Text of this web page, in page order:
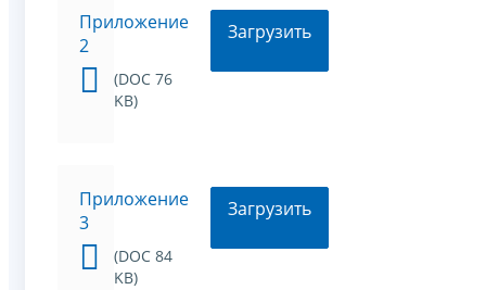
Приложение
2
(DOC 76
KB)
Загрузить
Приложение
3
(DOC 84
KB)
Загрузить